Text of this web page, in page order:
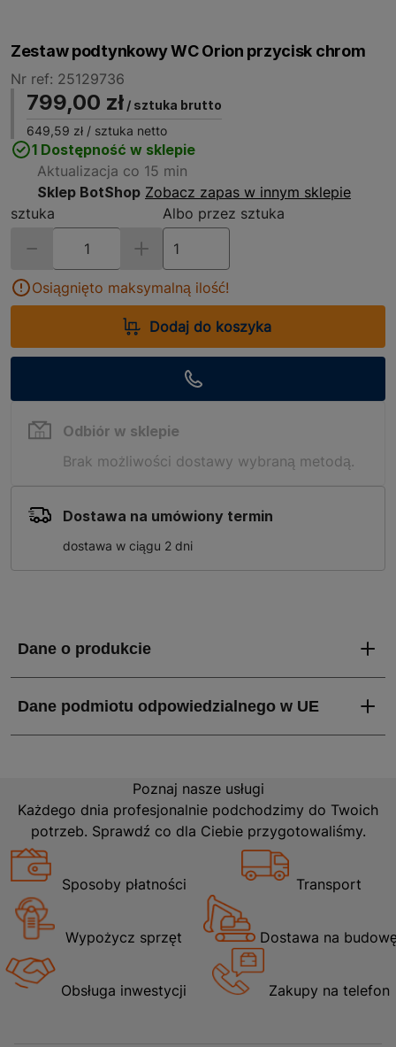
Zestaw podtynkowy WC Orion przycisk chrom
Nr ref: 25129736
799,00 zł / sztuka brutto
649,59 zł / sztuka netto
1 Dostępność w sklepie
Aktualizacja co 15 min
Sklep BotShop Zobacz zapas w innym sklepie
sztuka
Albo przez sztuka
Osiągnięto maksymalną ilość!
Dodaj do koszyka
Odbiór w sklepie
Brak możliwości dostawy wybraną metodą.
Dostawa na umówiony termin
dostawa w ciągu 2 dni
Poznaj nasze usługi
Każdego dnia profesjonalnie podchodzimy do Twoich
potrzeb. Sprawdź co dla Ciebie przygotowaliśmy.
Sposoby płatności Transport
Wypożycz sprzęt Dostawa na
Obsługa inwestycji Zakupy na telefon